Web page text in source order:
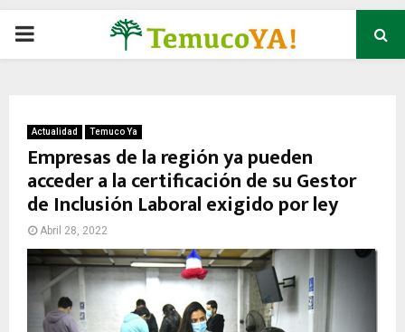
P
M
A
R
Actualidad Temuco Ya
Empresas de la región ya pueden
acceder a la certificación de su Gestor
de Inclusión Laboral exigido por ley
Abril 28, 2022